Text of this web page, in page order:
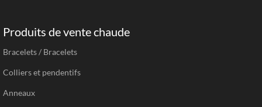
Produits de vente chaude
Bracelets / Bracelets
Colliers et pendentifs
Anneaux